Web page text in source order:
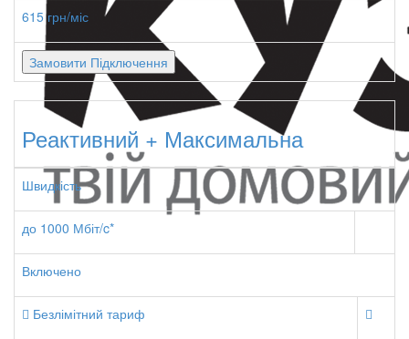
615 грн/міс
Замовити Підключення
Реактивний + Максимальна
Швидкість
до 1000 Мбіт/c*
Включено
Безлімітний тариф